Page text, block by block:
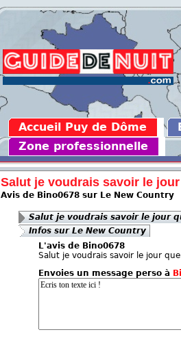
Accueil Puy de Dôme
Zone professionnelle
Salut je voudrais savoir le jour
Avis de Bino0678 sur Le New Country
Salut je voudrais savoir le jour
Infos sur Le New Country
L'avis de Bino0678
Salut je voudrais savoir le jour
Envoies un message perso à